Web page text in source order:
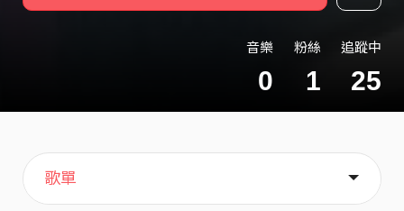
音樂
0
粉絲
1
追蹤中
25
主頁
歌單
喜歡
關於